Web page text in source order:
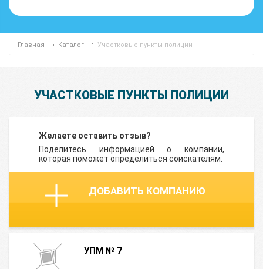
Главная Каталог Участковые пункты полиции
УЧАСТКОВЫЕ ПУНКТЫ ПОЛИЦИИ
Желаете оставить отзыв?
Поделитесь информацией о компании,
которая поможет определиться соискателям.
ДОБАВИТЬ КОМПАНИЮ
УПМ № 7